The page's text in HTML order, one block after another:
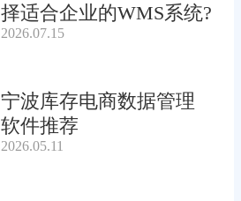
择适合企业的WMS系统?
2026.07.15
宁波库存电商数据管理
软件推荐
2026.05.11